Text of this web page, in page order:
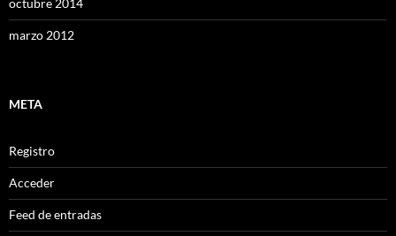
octubre 2014
marzo 2012
META
Registro
Acceder
Feed de entradas